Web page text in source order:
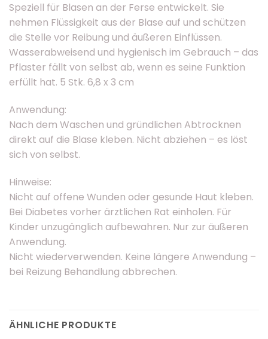
Speziell für Blasen an der Ferse entwickelt. Sie
nehmen Flüssigkeit aus der Blase auf und schützen
die Stelle vor Reibung und äußeren Einflüssen.
Wasserabweisend und hygienisch im Gebrauch – das
Pflaster fällt von selbst ab, wenn es seine Funktion
erfüllt hat. 5 Stk. 6,8 x 3 cm
Anwendung:
Nach dem Waschen und gründlichen Abtrocknen
direkt auf die Blase kleben. Nicht abziehen – es löst
sich von selbst.
Hinweise:
Nicht auf offene Wunden oder gesunde Haut kleben.
Bei Diabetes vorher ärztlichen Rat einholen. Für
Kinder unzugänglich aufbewahren. Nur zur äußeren
Anwendung.
Nicht wiederverwenden. Keine längere Anwendung –
bei Reizung Behandlung abbrechen.
ÄHNLICHE PRODUKTE